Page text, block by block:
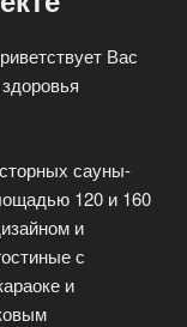
Вас
сауны-
120 и 160
и
с
и